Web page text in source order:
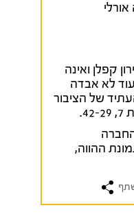
קפלן ואינה
(2025). עוד לא אבדה
של הציבור
ההווה,